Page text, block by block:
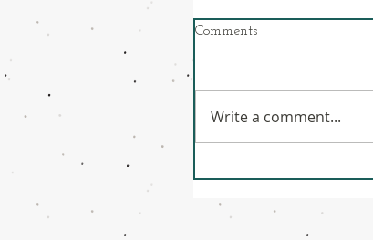
Comments
Write a comment...